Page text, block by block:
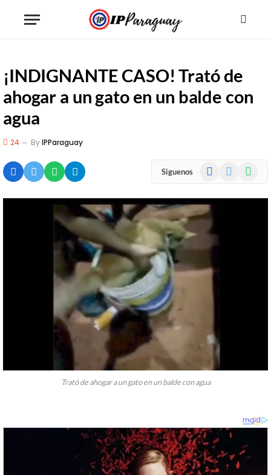
¡INDIGNANTE CASO! Trató de
ahogar a un gato en un balde con
agua
24 ByIPParaguay
Siguenos Facebook
Trató de ahogar a un gato en un balde con agua